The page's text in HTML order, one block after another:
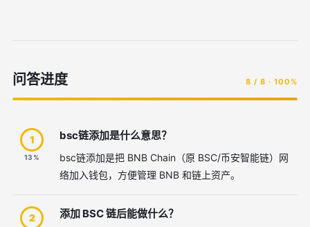
问答进度 8 / 8 · 100%
1
13%
bsc链添加是什么意思？
bsc链添加是把 BNB Chain（原 BSC/币安智能链）网
络加入钱包，方便管理 BNB 和链上资产。
2 添加 BSC 链后能做什么？